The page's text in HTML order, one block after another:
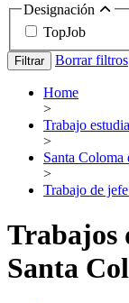
Designación
TopJob
Filtrar Borrar filtros
Home
>
Trabajo
>
Santa Coloma
>
Trabajo de
Trabajos
Santa